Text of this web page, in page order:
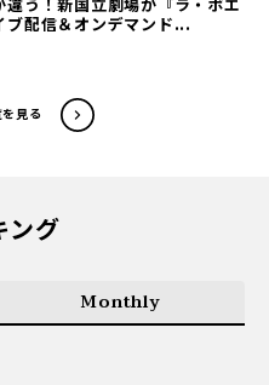
違う！新国立劇場が『ラ・ボエ
ブ配信＆オンデマンド...
見る
ング
Monthly